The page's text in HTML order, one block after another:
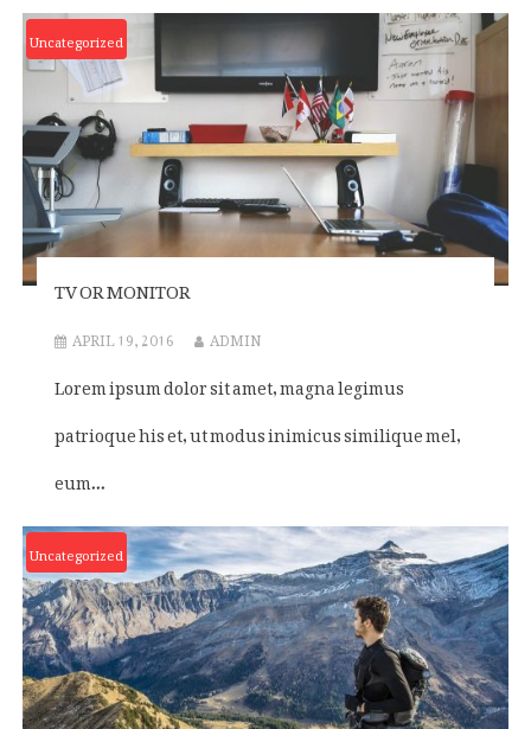
Uncategorized
TV OR MONITOR
APRIL 19, 2016 ADMIN
Lorem ipsum dolor sit amet, magna legimus
patrioque his et, ut modus inimicus similique mel,
eum...
Uncategorized